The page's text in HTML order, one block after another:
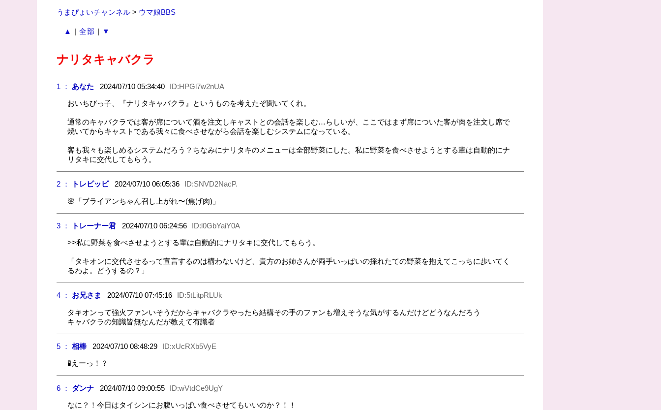
うまぴょいチャンネル> ウマ娘BBS
▲ | 全部 | ▼
ナリタキャバクラ
1 ： あなた 2024/07/10 05:34:40 ID:HPGl7w2nUA
おいちびっ子、『ナリタキャバクラ』というものを考えたぞ聞いてくれ。
通常のキャバクラでは客が席について酒を注文しキャストとの会話を楽しむ…らしいが、ここではまず席についた客が肉を注文し席で
焼いてからキャストである我々に食べさせながら会話を楽しむシステムになっている。
客も我々も楽しめるシステムだろう？ちなみにナリタキのメニューは全部野菜にした。私に野菜を食べさせようとする輩は自動的にナ
リタキに交代してもらう。
2 ： トレピッピ2024/07/10 06:05:36 ID:SNVD2NacP.
🌸「ブライアンちゃん召し上がれ〜(焦げ肉)」
3 ： トレーナー君2024/07/10 06:24:56 ID:l0GbYaiY0A
>>私に野菜を食べさせようとする輩は自動的にナリタキに交代してもらう。
「タキオンに交代させるって宣言するのは構わないけど、貴方のお姉さんが両手いっぱいの採れたての野菜を抱えてこっちに歩いてく
るわよ。どうするの？」
4 ： お兄さま 2024/07/10 07:45:16 ID:5tLitpRLUk
タキオンって強火ファンいそうだからキャバクラやったら結構その手のファンも増えそうな気がするんだけどどうなんだろう
キャバクラの知識皆無なんだが教えて有識者
5 ： 相棒2024/07/10 08:48:29 ID:xUcRXb5VyE
🧪えーっ！？
6 ： ダンナ2024/07/10 09:00:55 ID:wVtdCe9UgY
なに？！今日はタイシンにお腹いっぱい食べさせてもいいのか？！！